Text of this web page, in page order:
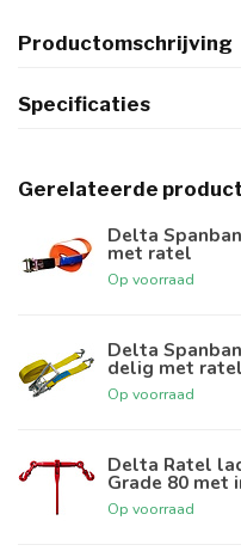
Productomschrijving
Specificaties
Gerelateerde
Delta
met ratel
Op voorraad
Delta
delig met ratel
Op voorraad
Delta Ratel
Grade 80 met
Op voorraad